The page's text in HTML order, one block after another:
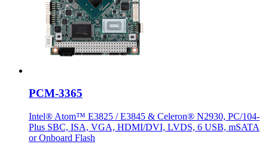
PCM-3365
Intel® Atom™ E3825 / E3845 & Celeron® N2930, PC/104-
Plus SBC, ISA, VGA, HDMI/DVI, LVDS, 6 USB, mSATA
or Onboard Flash